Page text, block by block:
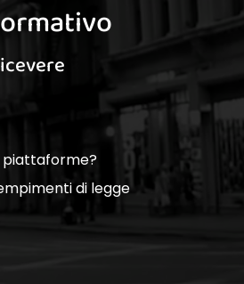
piattaforme?
di legge